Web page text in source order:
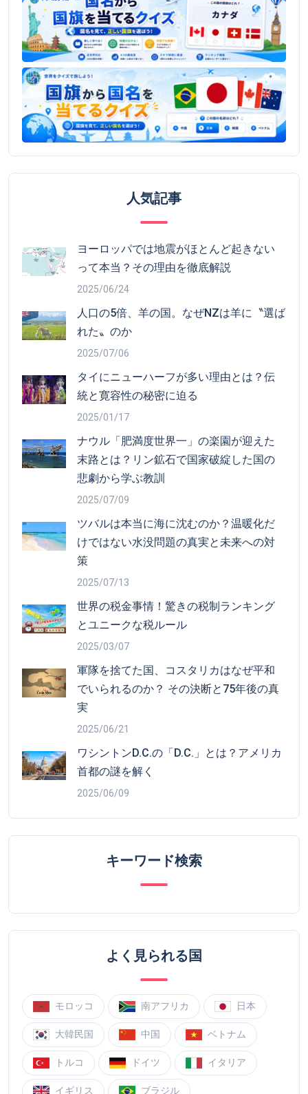
人気記事
ヨーロッパでは地震がほとんど起きない
って本当？その理由を徹底解説
2025/06/24
人口の5倍、羊の国。なぜNZは羊に〝選ば
れた〟のか
2025/07/06
タイにニューハーフが多い理由とは？伝
統と寛容性の秘密に迫る
2025/01/17
ナウル「肥満度世界一」の楽園が迎えた
末路とは？リン鉱石で国家破綻した国の
悲劇から学ぶ教訓
2025/07/09
ツバルは本当に海に沈むのか？温暖化だ
けではない水没問題の真実と未来への対
策
2025/07/13
世界の税金事情！驚きの税制ランキング
とユニークな税ルール
2025/03/07
軍隊を捨てた国、コスタリカはなぜ平和
でいられるのか？ その決断と75年後の真
実
2025/06/21
ワシントンD.C.の「D.C.」とは？アメリカ
首都の謎を解く
2025/06/09
キーワード検索
よく見られる国
モロッコ 南アフリカ 日本
大韓民国 中国 ベトナム
トルコ ドイツ イタリア
イギリス ブラジル